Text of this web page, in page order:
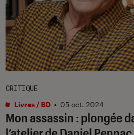
Mon assassin : plongée
CRITIQUE
Livres / BD • 05 oct. 2024